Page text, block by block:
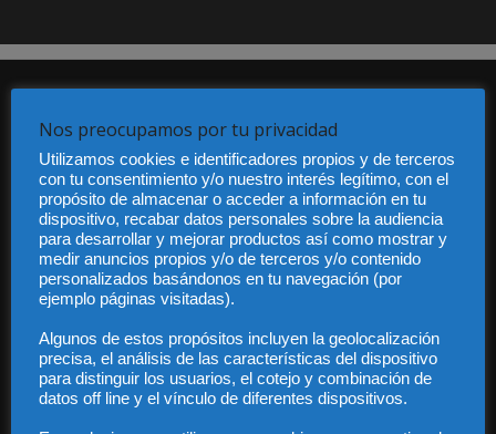
Audiencia y Publicidad
Quiénes somos
Legal
Privacidad
Contacto
Contáctanos: info@diariojuridico.com
Nos preocupamos por tu privacidad
Utilizamos cookies e identificadores propios y de terceros
con tu consentimiento y/o nuestro interés legítimo, con el
propósito de almacenar o acceder a información en tu
dispositivo, recabar datos personales sobre la audiencia
para desarrollar y mejorar productos así como mostrar y
medir anuncios propios y/o de terceros y/o contenido
personalizados basándonos en tu navegación (por
ejemplo páginas visitadas).
Algunos de estos propósitos incluyen la geolocalización
precisa, el análisis de las características del dispositivo
para distinguir los usuarios, el cotejo y combinación de
datos off line y el vínculo de diferentes dispositivos.